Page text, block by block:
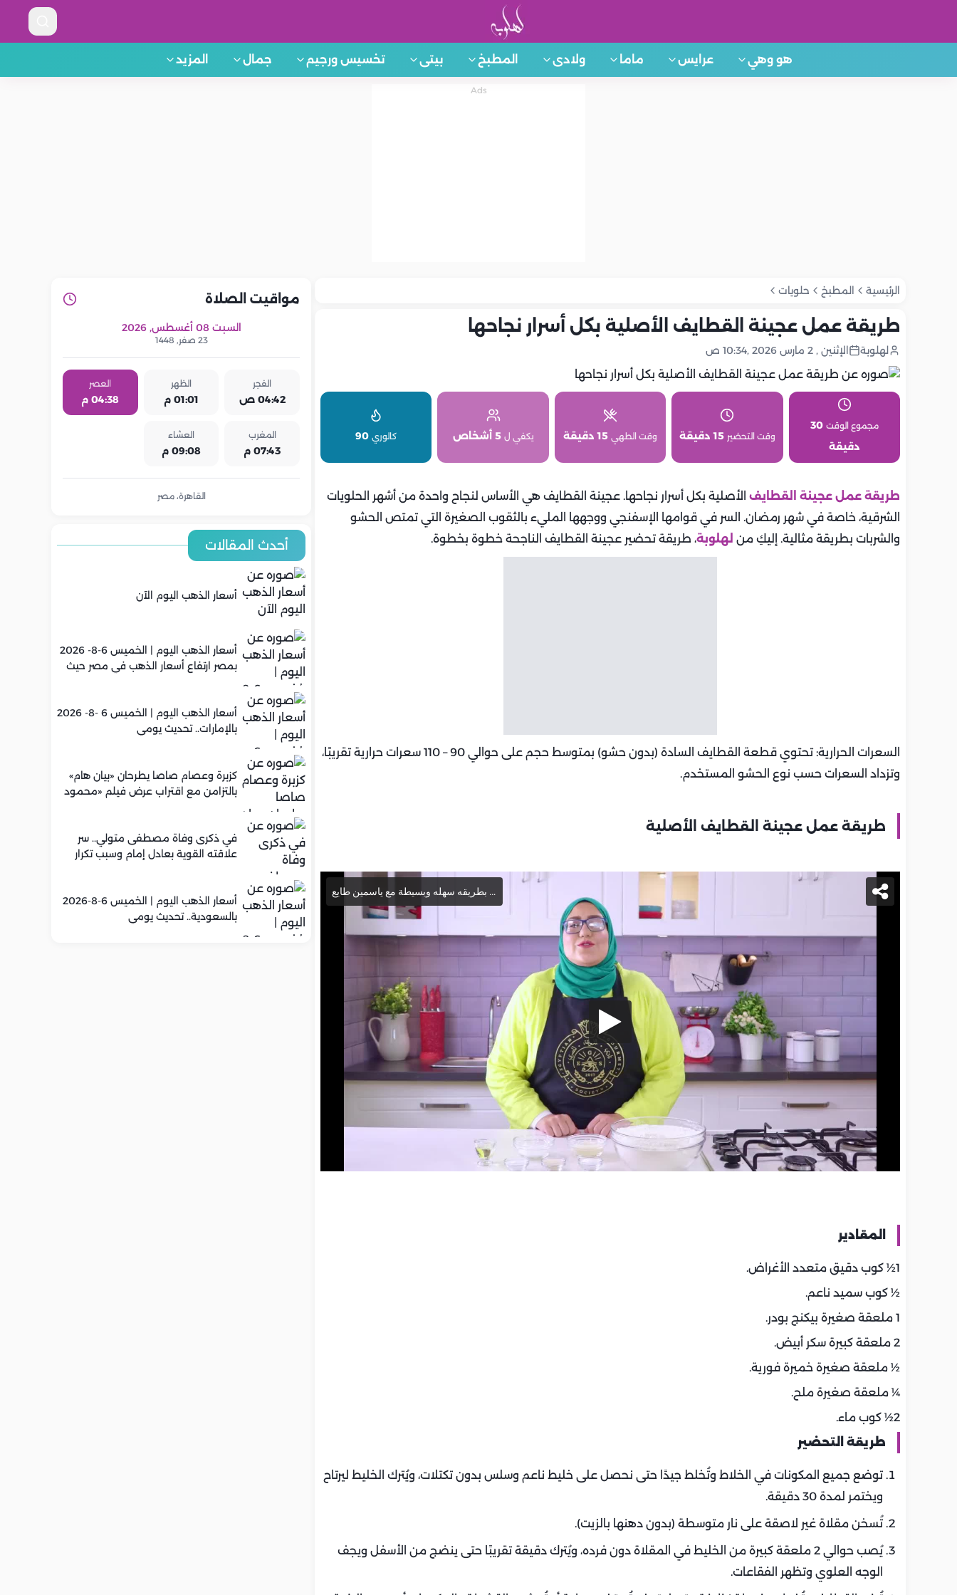
هو وهي عرايس ماما ولادى المطبخ بيتى تخسيس ورجيم جمال المزيد
الرئيسية المطبخ حلويات
طريقة عمل عجينة القطايف الأصلية بكل أسرار نجاحها
لهلوبة الإثنين , 2 مارس 2026 ,10:34 ص
مجموع الوقت 30
دقيقة
وقت التحضير 15 دقيقة وقت الطهي 15 دقيقة يكفي ل 5 أشخاص كالوري 90
طريقة عمل عجينة القطايف الأصلية بكل أسرار نجاحها. عجينة القطايف هي الأساس لنجاح واحدة من أشهر الحلويات
الشرقية، خاصة في شهر رمضان. السر في قوامها الإسفنجي ووجهها المليء بالثقوب الصغيرة التي تمتص الحشو
والشربات بطريقة مثالية. إليكِ من لهلوبة، طريقة تحضير عجينة القطايف الناجحة خطوة بخطوة.
السعرات الحرارية: تحتوي قطعة القطايف السادة (بدون حشو) بمتوسط حجم على حوالي 90 – 110 سعرات حرارية تقريبًا،
وتزداد السعرات حسب نوع الحشو المستخدم.
طريقة عمل عجينة القطايف الأصلية
المقادير
1½ كوب دقيق متعدد الأغراض.
½ كوب سميد ناعم.
1 ملعقة صغيرة بيكنج بودر.
2 ملعقة كبيرة سكر أبيض.
½ ملعقة صغيرة خميرة فورية.
¼ ملعقة صغيرة ملح.
2½ كوب ماء.
طريقة التحضير
توضع جميع المكونات في الخلاط وتُخلط جيدًا حتى نحصل على خليط ناعم وسلس بدون تكتلات، ويُترك الخليط ليرتاح
ويختمر لمدة 30 دقيقة.
تُسخن مقلاة غير لاصقة على نار متوسطة (بدون دهنها بالزيت).
يُصب حوالي 2 ملعقة كبيرة من الخليط في المقلاة دون فرده، ويُترك دقيقة تقريبًا حتى ينضج من الأسفل ويجف
الوجه العلوي وتظهر الفقاعات.
مواقيت الصلاة
السبت 08 أغسطس, 2026
23 صفر, 1448
الفجر
04:42 ص
الظهر
01:01 م
العصر
04:38 م
المغرب
07:43 م
العشاء
09:08 م
القاهرة، مصر
أحدث المقالات
أسعار الذهب اليوم الآن
أسعار الذهب اليوم | الخميس 6-8- 2026
بمصر ارتفاع أسعار الذهب في مصر حيث
أسعار الذهب اليوم | الخميس 6 -8- 2026
بالإمارات.. تحديث يومي
كزبرة وعصام صاصا يطرحان «بيان هام»
بالتزامن مع اقتراب عرض فيلم «محمود
في ذكرى وفاة مصطفى متولي.. سر
علاقته القوية بعادل إمام وسبب تكرار
أسعار الذهب اليوم | الخميس 6-8-2026
بالسعودية.. تحديث يومي